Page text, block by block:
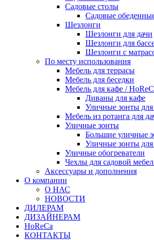
Садовые столы
Садовые
Шезлонги
Шезлонги для дачи
Шезлонги для
Шезлонги с
По месту использования
Мебель для террасы
Мебель для беседки
Мебель для кафе /
Диваны для кафе
Уличные зонты
Мебель из ротанга для
Уличные зонты
Большие уличные
Уличные зонты
Уличные обогреватели
Чехлы для садовой
Аксессуары и дополнения
О компании
О НАС
НОВОСТИ
ДИЛЕРАМ
ДИЗАЙНЕРАМ
HoReCa
КОНТАКТЫ